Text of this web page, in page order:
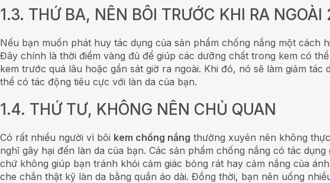
1.3. THỨ BA, NÊN BÔI TRƯỚC KHI RA NGOÀI
Nếu bạn muốn phát huy tác dụng của sản phẩm chống nắng một cách
Đây chính là thời điểm vàng đủ để giúp các dưỡng chất trong kem có
kem trước quá lâu hoặc gần sát giờ ra ngoài. Khi đó, nó sẽ làm giảm
thể có tác động tiêu cực với làn da của bạn.
1.4. THỨ TƯ, KHÔNG NÊN CHỦ QUAN
Có rất nhiều người vì bôi kem chống nắng thường xuyên nên không
nghĩ gây hại đến làn da của bạn. Các sản phẩm chống nắng có tác
chứ không giúp bạn tránh khỏi cảm giác bỏng rát hay cảm nắng của
che chắn thật kỹ làn da bằng quần áo dài. Đồng thời, bạn nên uống